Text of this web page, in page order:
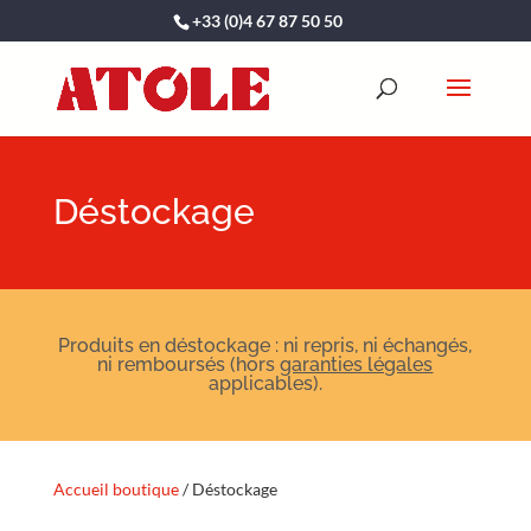
+33 (0)4 67 87 50 50
Déstockage
Produits en déstockage : ni repris, ni échangés,
ni remboursés (horsgaranties légales
applicables).
Accueil boutique/ Déstockage